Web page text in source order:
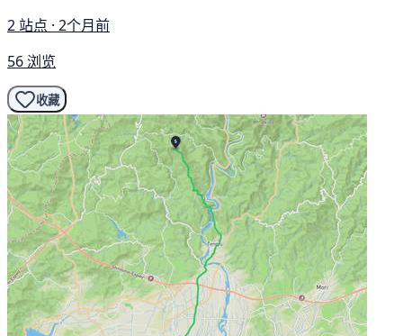
2 站点 · 2个月前
56 浏览
收藏